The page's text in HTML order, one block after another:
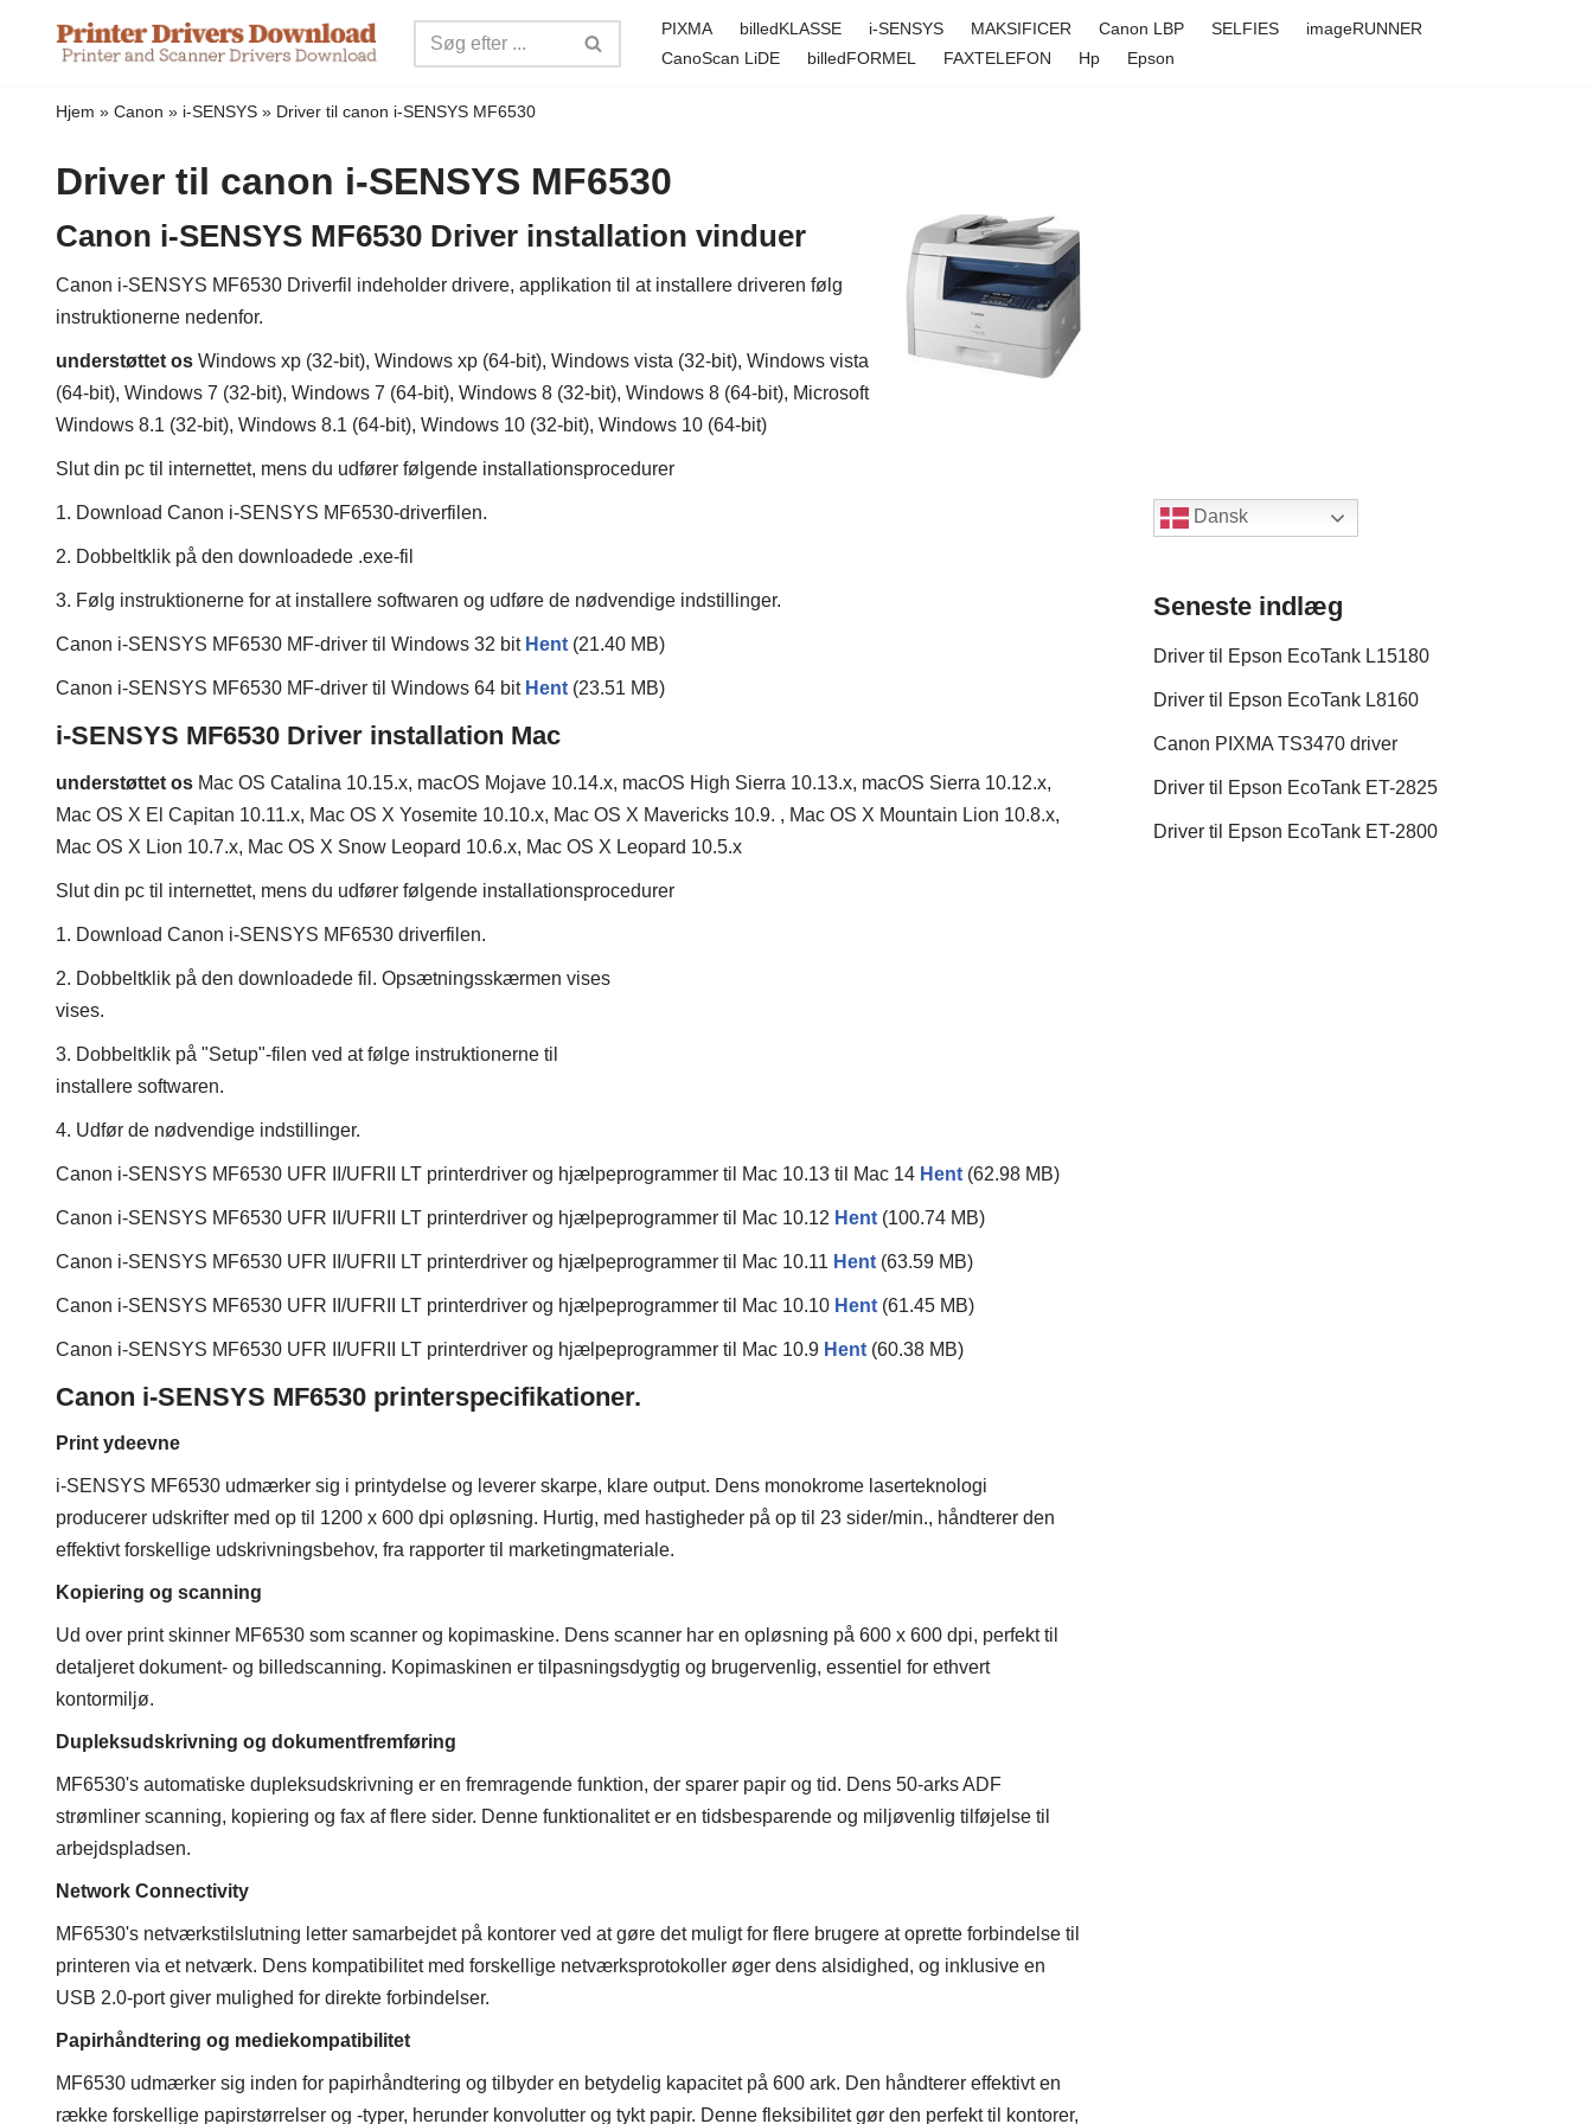
Spring
PIXMA billedKLASSE i-SENSYS MAKSIFICER Canon LBP SELFIES
imageRUNNER
CanoScan LiDE
billedFORMEL FAXTELEFON Hp Epson
Hjem » Canon » i-SENSYS » Driver til canon i-SENSYS MF6530
Driver til canon i-SENSYS MF6530
Canon i-SENSYS MF6530 Driver installation vinduer
Canon i-SENSYS MF6530 Driverfil indeholder drivere, applikation til at installere driveren følg
instruktionerne nedenfor.
understøttet os Windows xp (32-bit), Windows xp (64-bit), Windows vista (32-bit), Windows vista
(64-bit), Windows 7 (32-bit), Windows 7 (64-bit), Windows 8 (32-bit), Windows 8 (64-bit), Microsoft
Windows 8.1 (32-bit), Windows 8.1 (64-bit), Windows 10 (32-bit), Windows 10 (64-bit)
Slut din pc til internettet, mens du udfører følgende installationsprocedurer
1. Download Canon i-SENSYS MF6530-driverfilen.
2. Dobbeltklik på den downloadede .exe-fil
3. Følg instruktionerne for at installere softwaren og udføre de nødvendige indstillinger.
Canon i-SENSYS MF6530 MF-driver til Windows 32 bit Hent (21.40 MB)
Canon i-SENSYS MF6530 MF-driver til Windows 64 bit Hent (23.51 MB)
i-SENSYS MF6530 Driver installation Mac
understøttet os Mac OS Catalina 10.15.x, macOS Mojave 10.14.x, macOS High Sierra 10.13.x, macOS Sierra 10.12.x,
Mac OS X El Capitan 10.11.x, Mac OS X Yosemite 10.10.x, Mac OS X Mavericks 10.9. , Mac OS X Mountain Lion 10.8.x,
Mac OS X Lion 10.7.x, Mac OS X Snow Leopard 10.6.x, Mac OS X Leopard 10.5.x
Slut din pc til internettet, mens du udfører følgende installationsprocedurer
1. Download Canon i-SENSYS MF6530 driverfilen.
2. Dobbeltklik på den downloadede fil. Opsætningsskærmen vises
vises.
3. Dobbeltklik på "Setup"-filen ved at følge instruktionerne til
installere softwaren.
4. Udfør de nødvendige indstillinger.
Canon i-SENSYS MF6530 UFR II/UFRII LT printerdriver og hjælpeprogrammer til Mac 10.13 til Mac 14 Hent (62.98 MB)
Canon i-SENSYS MF6530 UFR II/UFRII LT printerdriver og hjælpeprogrammer til Mac 10.12 Hent (100.74 MB)
Canon i-SENSYS MF6530 UFR II/UFRII LT printerdriver og hjælpeprogrammer til Mac 10.11 Hent (63.59 MB)
Canon i-SENSYS MF6530 UFR II/UFRII LT printerdriver og hjælpeprogrammer til Mac 10.10 Hent (61.45 MB)
Canon i-SENSYS MF6530 UFR II/UFRII LT printerdriver og hjælpeprogrammer til Mac 10.9 Hent (60.38 MB)
Canon i-SENSYS MF6530 printerspecifikationer.
Print ydeevne
i-SENSYS MF6530 udmærker sig i printydelse og leverer skarpe, klare output. Dens monokrome laserteknologi
producerer udskrifter med op til 1200 x 600 dpi opløsning. Hurtig, med hastigheder på op til 23 sider/min., håndterer den
effektivt forskellige udskrivningsbehov, fra rapporter til marketingmateriale.
Kopiering og scanning
Ud over print skinner MF6530 som scanner og kopimaskine. Dens scanner har en opløsning på 600 x 600 dpi, perfekt til
detaljeret dokument- og billedscanning. Kopimaskinen er tilpasningsdygtig og brugervenlig, essentiel for ethvert
kontormiljø.
Dupleksudskrivning og dokumentfremføring
MF6530's automatiske dupleksudskrivning er en fremragende funktion, der sparer papir og tid. Dens 50-arks ADF
strømliner scanning, kopiering og fax af flere sider. Denne funktionalitet er en tidsbesparende og miljøvenlig tilføjelse til
arbejdspladsen.
Network Connectivity
MF6530's netværkstilslutning letter samarbejdet på kontorer ved at gøre det muligt for flere brugere at oprette forbindelse til
printeren via et netværk. Dens kompatibilitet med forskellige netværksprotokoller øger dens alsidighed, og inklusive en
USB 2.0-port giver mulighed for direkte forbindelser.
Papirhåndtering og mediekompatibilitet
MF6530 udmærker sig inden for papirhåndtering og tilbyder en betydelig kapacitet på 600 ark. Den håndterer effektivt en
række forskellige papirstørrelser og -typer, herunder konvolutter og tykt papir. Denne fleksibilitet gør den perfekt til kontorer,
Dansk
Seneste indlæg
Driver til Epson EcoTank L15180
Driver til Epson EcoTank L8160
Canon PIXMA TS3470 driver
Driver til Epson EcoTank ET-2825
Driver til Epson EcoTank ET-2800